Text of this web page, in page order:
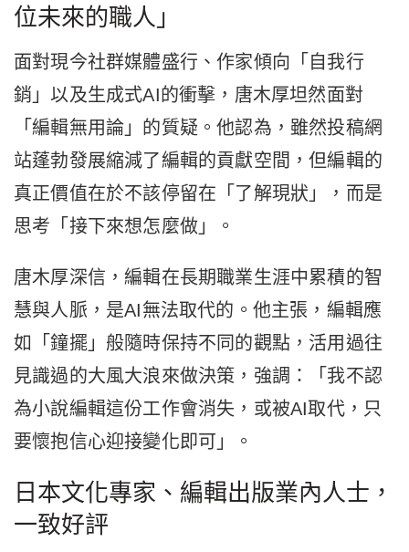
位未來的職人」
面對現今社群媒體盛行、作家傾向「自我行
銷」以及生成式AI的衝擊，唐木厚坦然面對
「編輯無用論」的質疑。他認為，雖然投稿網
站蓬勃發展縮減了編輯的貢獻空間，但編輯的
真正價值在於不該停留在「了解現狀」，而是
思考「接下來想怎麼做」。
唐木厚深信，編輯在長期職業生涯中累積的智
慧與人脈，是AI無法取代的。他主張，編輯應
如「鐘擺」般隨時保持不同的觀點，活用過往
見識過的大風大浪來做決策，強調：「我不認
為小說編輯這份工作會消失，或被AI取代，只
要懷抱信心迎接變化即可」。
日本文化專家、編輯出版業內人士，
一致好評